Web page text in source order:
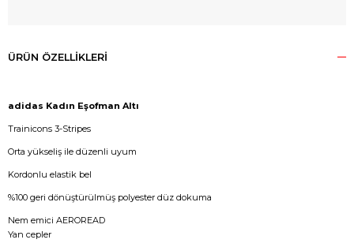
ÜRÜN ÖZELLIKLERI
adidas Kadın Eşofman Altı
Trainicons 3-Stripes
Orta yükseliş ile düzenli uyum
Kordonlu elastik bel
%100 geri dönüştürülmüş polyester düz dokuma
Nem emici AEROREAD
Yan cepler